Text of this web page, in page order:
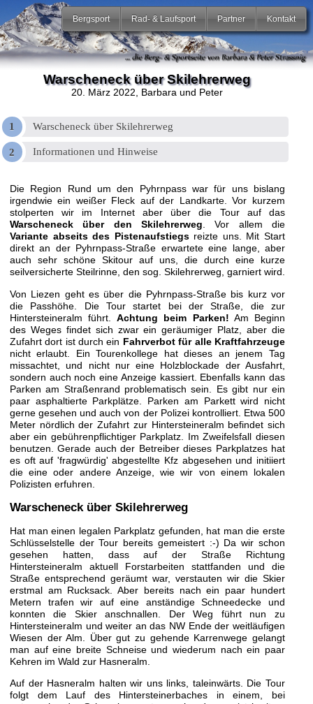
Bergsport Rad- & Laufsport Partner Kontakt
Warscheneck über Skilehrerweg
20. März 2022 , Barbara und Peter
Warscheneck über Skilehrerweg
Informationen und Hinweise
Die Region Rund um den Pyhrnpass war für uns bislang
irgendwie ein weißer Fleck auf der Landkarte. Vor kurzem
stolperten wir im Internet aber über die Tour auf das
Warscheneck über den Skilehrerweg. Vor allem die
Variante abseits des Pistenaufstiegsreizte uns. Mit Start
direkt an der Pyhrnpass-Straße erwartete eine lange, aber
auch sehr schöne Skitour auf uns, die durch eine kurze
seilversicherte Steilrinne, den sog. Skilehrerweg, garniert wird.
Von Liezen geht es über die Pyhrnpass-Straße bis kurz vor
die Passhöhe. Die Tour startet bei der Straße, die zur
Hintersteineralm führt.Achtung beim Parken! Am Beginn
des Weges findet sich zwar ein geräumiger Platz, aber die
Zufahrt dort ist durch ein Fahrverbot für alle Kraftfahrzeuge
nicht erlaubt. Ein Tourenkollege hat dieses an jenem Tag
missachtet, und nicht nur eine Holzblockade der Ausfahrt,
sondern auch noch eine Anzeige kassiert. Ebenfalls kann das
Parken am Straßenrand problematisch sein. Es gibt nur ein
paar asphaltierte Parkplätze. Parken am Parkett wird nicht
gerne gesehen und auch von der Polizei kontrolliert. Etwa 500
Meter nördlich der Zufahrt zur Hintersteineralm befindet sich
aber ein gebührenpflichtiger Parkplatz. Im Zweifelsfall diesen
benutzen. Gerade auch der Betreiber dieses Parkplatzes hat
es oft auf 'fragwürdig' abgestellte Kfz abgesehen und initiiert
die eine oder andere Anzeige, wie wir von einem lokalen
Polizisten erfuhren.
Warscheneck über Skilehrerweg
Hat man einen legalen Parkplatz gefunden, hat man die erste
Schlüsselstelle der Tour bereits gemeistert :-) Da wir schon
gesehen hatten, dass auf der Straße Richtung
Hintersteineralm aktuell Forstarbeiten stattfanden und die
Straße entsprechend geräumt war, verstauten wir die Skier
erstmal am Rucksack. Aber bereits nach ein paar hundert
Metern trafen wir auf eine anständige Schneedecke und
konnten die Skier anschnallen. Der Weg führt nun zu
Hintersteineralm und weiter an das NW Ende der weitläufigen
Wiesen der Alm. Über gut zu gehende Karrenwege gelangt
man auf eine breite Schneise und wiederum nach ein paar
Kehren im Wald zur Hasneralm.
Auf der Hasneralm halten wir uns links, taleinwärts. Die Tour
folgt dem Lauf des Hintersteinerbaches in einem, bei